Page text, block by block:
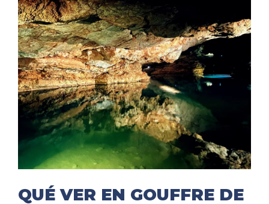
QUÉ VER EN GOUFFRE DE